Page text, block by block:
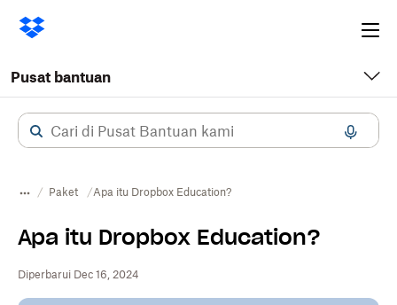
Pusat bantuan
Paket Apa itu Dropbox Education?
Apa itu Dropbox Education?
Diperbarui Dec 16, 2024